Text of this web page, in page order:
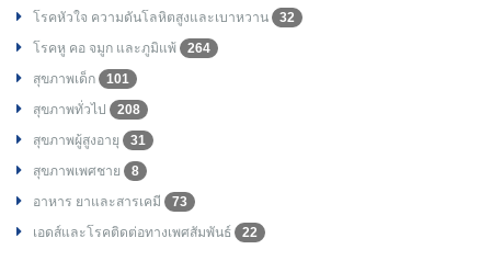
โรคหัวใจ ความดันโลหิตสูงและเบาหวาน
32
โรคหู คอ จมูก และภูมิแพ้
264
สุขภาพเด็ก
101
สุขภาพทั่วไป
208
สุขภาพผู้สูงอายุ
31
สุขภาพเพศชาย
8
อาหาร ยาและสารเคมี
73
เอดส์และโรคติดต่อทางเพศสัมพันธ์
22